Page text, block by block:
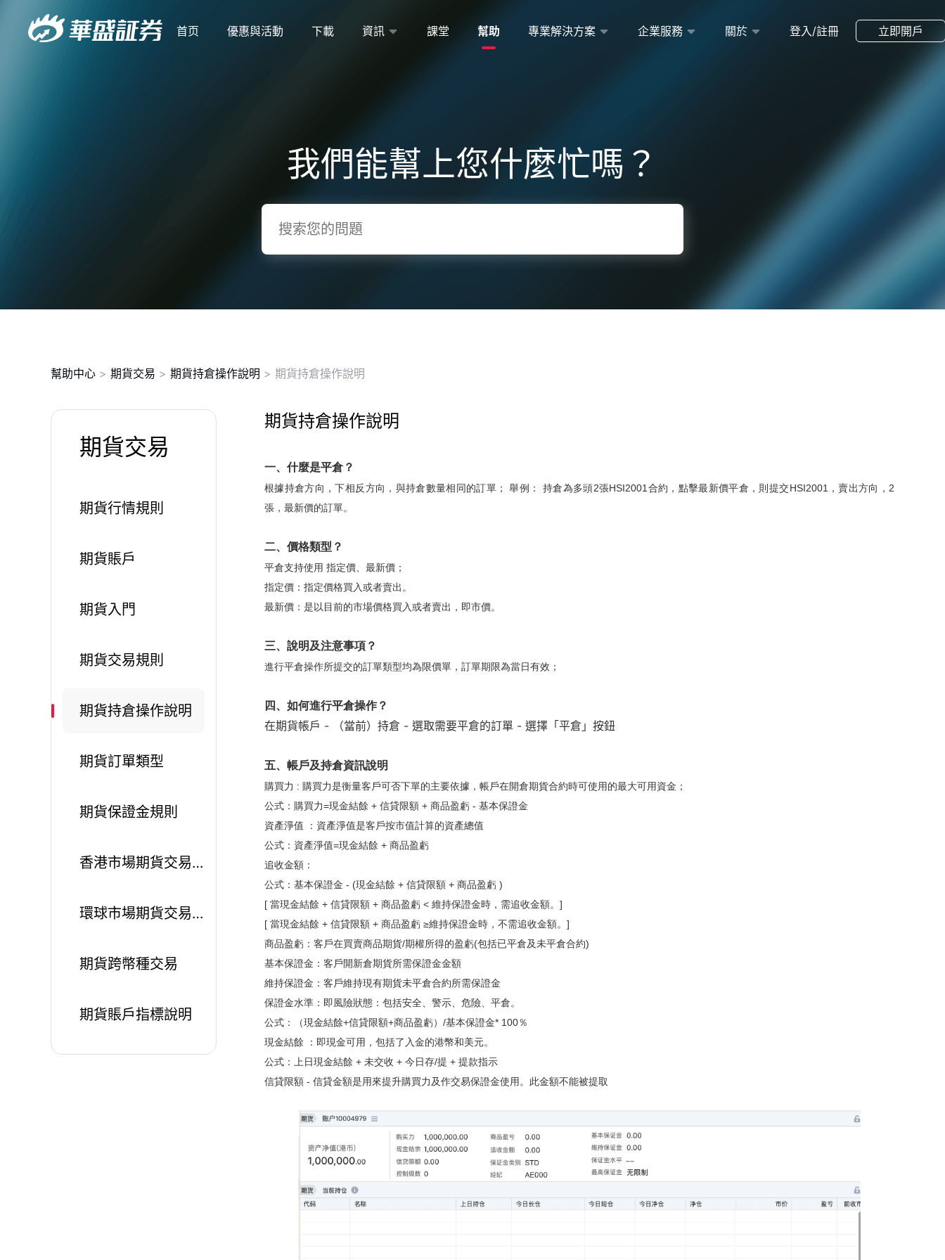
首页 優惠與活動 下載 資訊 課堂 幫助 專業解決方案 企業服務 關於 登入/註冊 立即開戶
我們能幫上您什麼忙嗎？
幫助中心 > 期貨交易 > 期貨持倉操作說明 > 期貨持倉操作說明
期貨交易
期貨行情規則
期貨賬戶
期貨入門
期貨交易規則
期貨持倉操作說明
期貨訂單類型
期貨保證金規則
香港市場期貨交易品種
環球市場期貨交易品種
期貨跨幣種交易
期貨賬戶指標說明
期貨持倉操作說明
一、什麼是平倉？
根據持倉方向，下相反方向，與持倉數量相同的訂單； 舉例： 持倉為多頭2張HSI2001合約，點擊最新價平倉，則提交HSI2001，賣出方向，2
張，最新價的訂單。
二、價格類型？
平倉支持使用 指定價、最新價；
指定價：指定價格買入或者賣出。
最新價：是以目前的市場價格買入或者賣出，即市價。
三、說明及注意事項？
進行平倉操作所提交的訂單類型均為限價單，訂單期限為當日有效；
四、如何進行平倉操作？
在期貨帳戶 - （當前）持倉 - 選取需要平倉的訂單 - 選擇「平倉」按鈕
五、帳戶及持倉資訊說明
購買力 : 購買力是衡量客戶可否下單的主要依據，帳戶在開倉期貨合約時可使用的最大可用資金；
公式：購買力=現金結餘 + 信貸限額 + 商品盈虧 - 基本保證金
資產淨值 ：資產淨值是客戶按市值計算的資產總值
公式：資產淨值=現金結餘 + 商品盈虧
追收金額：
公式：基本保證金 - (現金結餘 + 信貸限額 + 商品盈虧 )
[ 當現金結餘 + 信貸限額 + 商品盈虧 < 維持保證金時，需追收金額。]
[ 當現金結餘 + 信貸限額 + 商品盈虧 ≥維持保證金時，不需追收金額。]
商品盈虧：客戶在買賣商品期貨/期權所得的盈虧(包括已平倉及未平倉合約)
基本保證金：客戶開新倉期貨所需保證金金額
維持保證金：客戶維持現有期貨未平倉合約所需保證金
保證金水準：即風險狀態：包括安全、警示、危險、平倉。
公式：（現金結餘+信貸限額+商品盈虧）/基本保證金* 100％
現金結餘 ：即現金可用，包括了入金的港幣和美元。
公式：上日現金結餘 + 未交收 + 今日存/提 + 提款指示
信貸限額 - 信貸金額是用來提升購買力及作交易保證金使用。此金額不能被提取